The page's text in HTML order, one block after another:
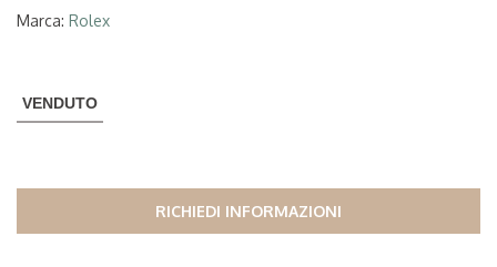
Marca: Rolex
VENDUTO
RICHIEDI INFORMAZIONI